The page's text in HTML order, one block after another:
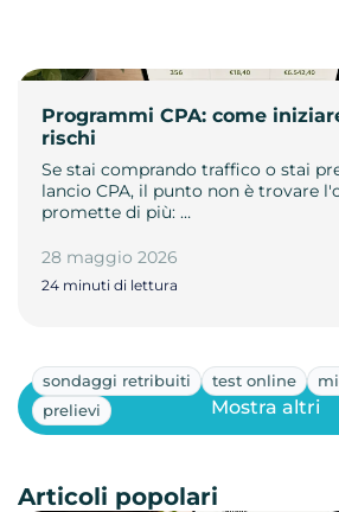
Programmi CPA: come
rischi
Se stai comprando traffico o stai
lancio CPA, il punto non è trovare
promette di più: …
28 maggio 2026
24 minuti di lettura
sondaggi retribuiti test online
prelievi
Mostra altri
Articoli popolari